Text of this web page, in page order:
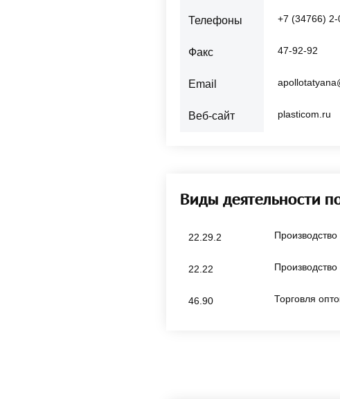
Телефоны +7 (34766)
Факс 47-92-92
Email
Веб-сайт plasticom.ru
Виды деятельности
22.29.2
22.22
46.90 Торговля